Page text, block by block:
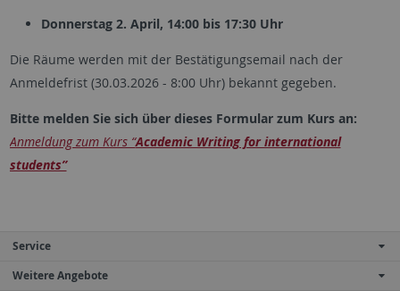
Donnerstag 2. April, 14:00 bis 17:30 Uhr
Die Räume werden mit der Bestätigungsemail nach der
Anmeldefrist (30.03.2026 - 8:00 Uhr) bekannt gegeben.
Bitte melden Sie sich über dieses Formular zum Kurs an:
Anmeldung zum Kurs “Academic Writing for international
students”
Service
Weitere Angebote